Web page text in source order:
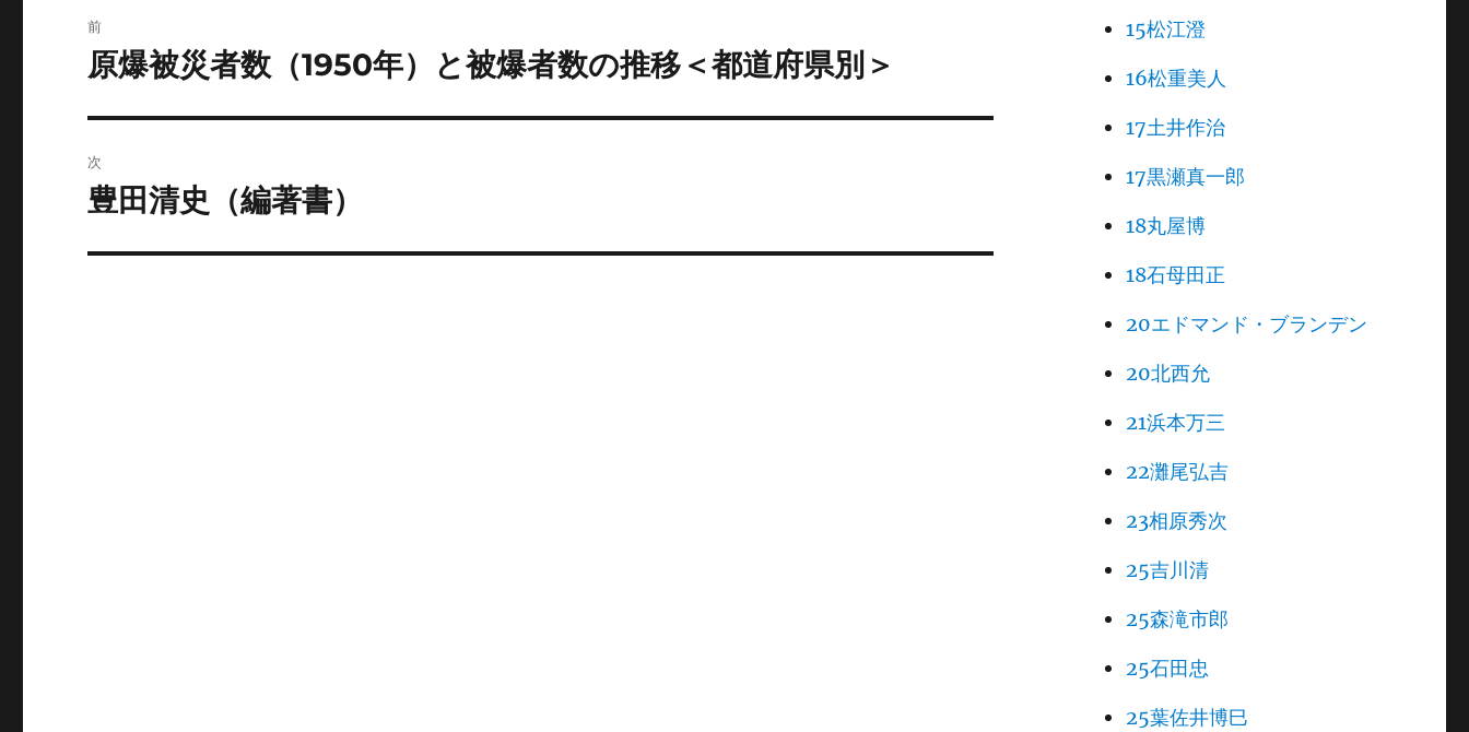
稿
ゲ
前
前
投
稿:
原爆被災者数（1950年）と被爆者数の推移＜都道府県別＞
次
次
投
豊田清史（編著書）
15松江澄
16松重美人
17土井作治
17黒瀬真一郎
18丸屋博
18石母田正
20エドマンド・ブランデン
20北西允
21浜本万三
22灘尾弘吉
23相原秀次
25吉川清
25森滝市郎
25石田忠
25葉佐井博巳